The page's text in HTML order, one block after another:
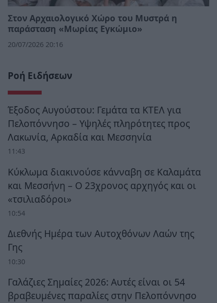
Στον Αρχαιολογικό Χώρο του Μυστρά η
παράσταση «Μωρίας Εγκώμιο»
20/07/2026 20:16
Ροή Ειδήσεων
Έξοδος Αυγούστου: Γεμάτα τα ΚΤΕΛ για
Πελοπόννησο – Υψηλές πληρότητες προς
Λακωνία, Αρκαδία και Μεσσηνία
11:43
Κύκλωμα διακινούσε κάνναβη σε Καλαμάτα
και Μεσσήνη – Ο 23χρονος αρχηγός και οι
«τσιλιαδόροι»
10:54
Διεθνής Ημέρα των Αυτοχθόνων Λαών της
Γης
10:30
Γαλάζιες Σημαίες 2026: Αυτές είναι οι 54
βραβευμένες παραλίες στην Πελοπόννησο